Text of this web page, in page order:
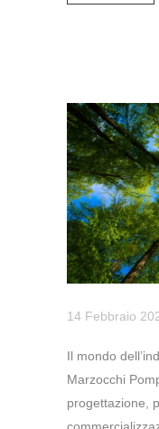
14 Febbraio
Il mondo
Marzocchi
progettazione,